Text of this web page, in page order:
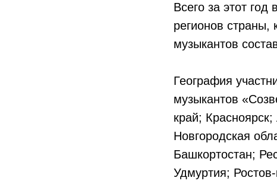
Всего за этот
регионов
музыкантов
География
музыкантов
край;
Новгородская
Башкортостан;
Удмуртия;